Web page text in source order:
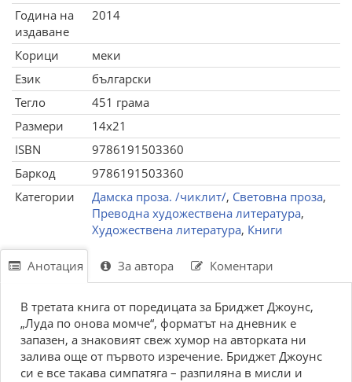
Година на
издаване
2014
Корици
меки
Език
български
Тегло
451 грама
Размери
14x21
ISBN
9786191503360
Баркод
9786191503360
Категории
Дамска проза. /чиклит/, Световна проза,
Преводна художествена литература,
Художествена литература, Книги
Анотация За автора Коментари
В третата книга от поредицата за Бриджет Джоунс,
„Луда по онова момче“, форматът на дневник е
запазен, а знаковият свеж хумор на авторката ни
залива още от първото изречение. Бриджет Джоунс
си е все такава симпатяга – разпиляна в мисли и